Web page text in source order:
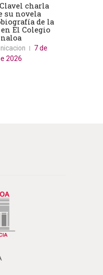
charla
su novela
de la
en El Colegio
7 de
2026